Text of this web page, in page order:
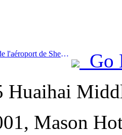
Prev:Le trafic passagers de l'aéroport de Shenzhen a dépassé les 3 millions cette année, établissant un nouveau record pour la même période.
Go
Huaihai
Mason